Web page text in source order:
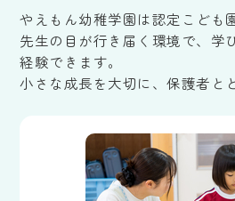
やえもん幼稚学園は認定こども
先生の目が行き届く環境で、学
経験できます。
小さな成長を大切に、保護者と